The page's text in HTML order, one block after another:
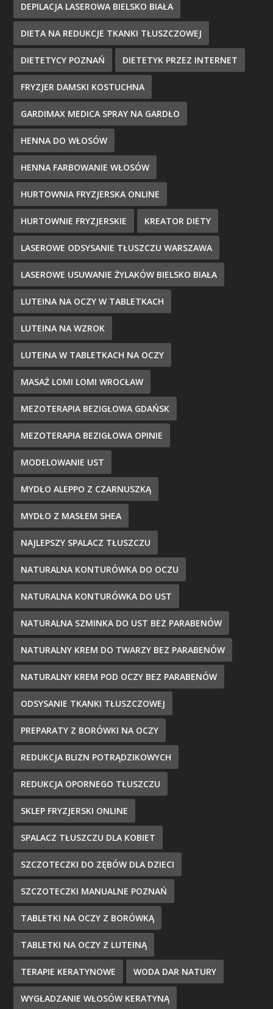
DEPILACJA LASEROWA BIELSKO BIAŁA
DIETA NA REDUKCJE TKANKI TŁUSZCZOWEJ
DIETETYCY POZNAŃ DIETETYK PRZEZ INTERNET
FRYZJER DAMSKI KOSTUCHNA
GARDIMAX MEDICA SPRAY NA GARDŁO
HENNA DO WŁOSÓW
HENNA FARBOWANIE WŁOSÓW
HURTOWNIA FRYZJERSKA ONLINE
HURTOWNIE FRYZJERSKIE KREATOR DIETY
LASEROWE ODSYSANIE TŁUSZCZU WARSZAWA
LASEROWE USUWANIE ŻYLAKÓW BIELSKO BIAŁA
LUTEINA NA OCZY W TABLETKACH
LUTEINA NA WZROK
LUTEINA W TABLETKACH NA OCZY
MASAŻ LOMI LOMI WROCŁAW
MEZOTERAPIA BEZIGŁOWA GDAŃSK
MEZOTERAPIA BEZIGŁOWA OPINIE
MODELOWANIE UST
MYDŁO ALEPPO Z CZARNUSZKĄ
MYDŁO Z MASŁEM SHEA
NAJLEPSZY SPALACZ TŁUSZCZU
NATURALNA KONTURÓWKA DO OCZU
NATURALNA KONTURÓWKA DO UST
NATURALNA SZMINKA DO UST BEZ PARABENÓW
NATURALNY KREM DO TWARZY BEZ PARABENÓW
NATURALNY KREM POD OCZY BEZ PARABENÓW
ODSYSANIE TKANKI TŁUSZCZOWEJ
PREPARATY Z BORÓWKI NA OCZY
REDUKCJA BLIZN POTRĄDZIKOWYCH
REDUKCJA OPORNEGO TŁUSZCZU
SKLEP FRYZJERSKI ONLINE
SPALACZ TŁUSZCZU DLA KOBIET
SZCZOTECZKI DO ZĘBÓW DLA DZIECI
SZCZOTECZKI MANUALNE POZNAŃ
TABLETKI NA OCZY Z BORÓWKĄ
TABLETKI NA OCZY Z LUTEINĄ
TERAPIE KERATYNOWE WODA DAR NATURY
WYGŁADZANIE WŁOSÓW KERATYNĄ